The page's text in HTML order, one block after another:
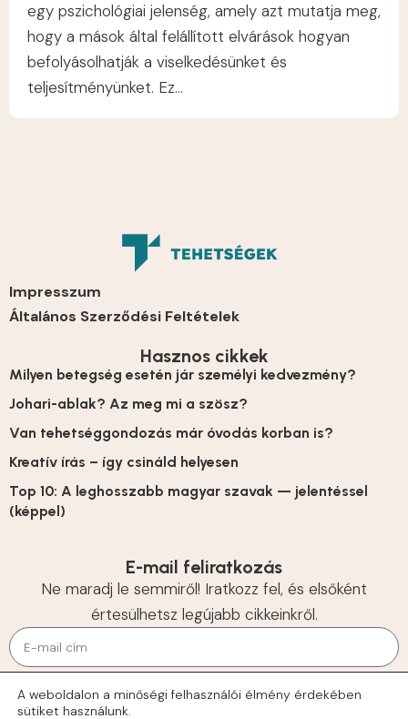
egy pszichológiai jelenség, amely azt mutatja meg,
hogy a mások által felállított elvárások hogyan
befolyásolhatják a viselkedésünket és
teljesítményünket. Ez...
Impresszum
Általános Szerződési Feltételek
Hasznos cikkek
Milyen betegség esetén jár személyi kedvezmény?
Johari-ablak? Az meg mi a szösz?
Van tehetséggondozás már óvodás korban is?
Kreatív írás – így csináld helyesen
Top 10: A leghosszabb magyar szavak — jelentéssel
(képpel)
E-mail feliratkozás
Ne maradj le semmiről! Iratkozz fel, és elsőként
értesülhetsz legújabb cikkeinkről.
KÜLDÉS
A weboldalon a minőségi felhasználói élmény érdekében
sütiket használunk.